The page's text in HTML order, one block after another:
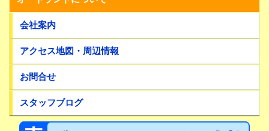
会社案内
アクセス地図・周辺情報
お問合せ
スタッフブログ